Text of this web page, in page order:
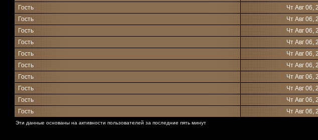
Гость
Чт Авг 06,
Гость
Чт Авг 06,
Гость
Чт Авг 06,
Гость
Чт Авг 06,
Гость
Чт Авг 06,
Гость
Чт Авг 06,
Гость
Чт Авг 06,
Гость
Чт Авг 06,
Гость
Чт Авг 06,
Гость
Чт Авг 06,
Эти данные основаны на активности пользователей за последние пять минут